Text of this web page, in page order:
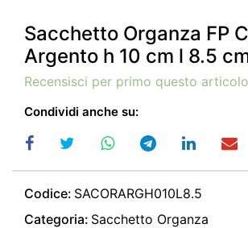
Sacchetto Organza FP
Argento h 10 cm l 8.5
Recensisci per primo questo articolo
Condividi anche su:
Codice: SACORARGH010L8.5
Categoria: Sacchetto Organza